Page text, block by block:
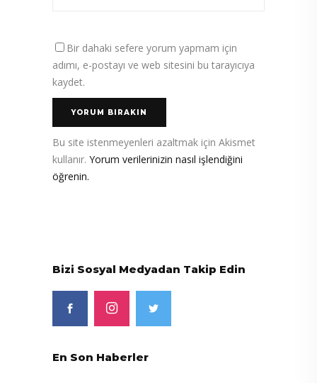
Bir dahaki sefere yorum yapmam için
adımı, e-postayı ve web sitesini bu tarayıcıya
kaydet.
Bu site istenmeyenleri azaltmak için Akismet
kullanır. Yorum verilerinizin nasıl işlendiğini
öğrenin.
Bizi Sosyal Medyadan Takip Edin
En Son Haberler